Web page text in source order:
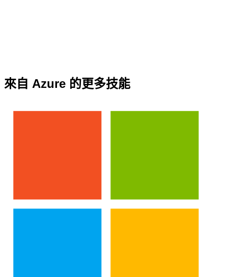
來自 Azure 的更多技能